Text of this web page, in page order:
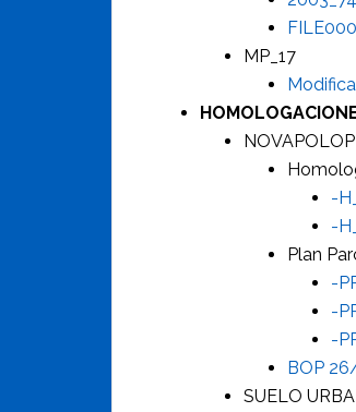
MP_17
NOVAPOLOP
-
-
Plan
-
-
-
BOP
SUELO